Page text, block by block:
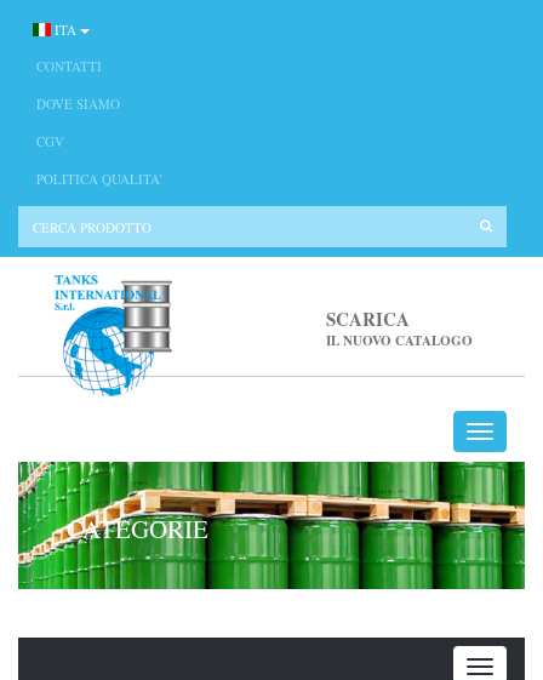
ITA
CONTATTI
DOVE SIAMO
CGV
POLITICA QUALITA’
SCARICA
IL NUOVO CATALOGO
CATEGORIE